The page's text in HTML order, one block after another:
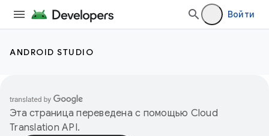
Войти
ANDROID STUDIO
Эта страница переведена с помощью Cloud
Translation API.